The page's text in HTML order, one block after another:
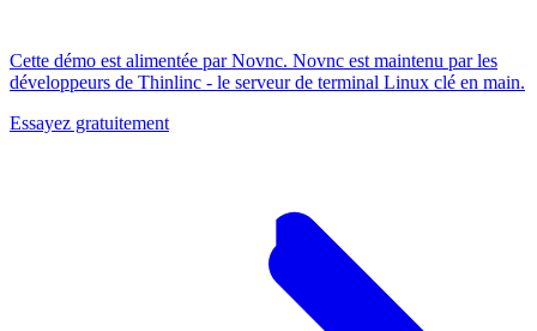
Cette démo est alimentée par Novnc. Novnc est maintenu par les
développeurs de Thinlinc - le serveur de terminal Linux clé en main.
Essayez gratuitement